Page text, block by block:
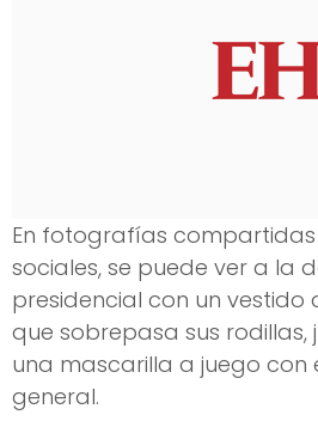
En fotografías compartidas
sociales, se puede ver a la
presidencial con un vestido
que sobrepasa sus rodillas,
una mascarilla a juego con
general.